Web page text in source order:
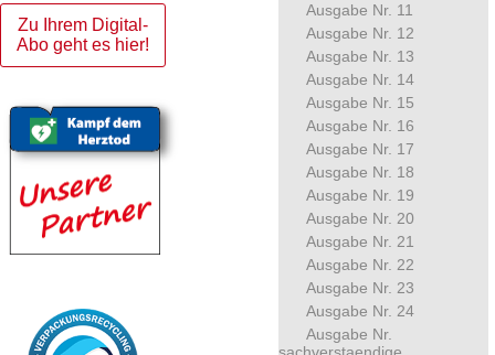
Zu Ihrem Digital-
Abo geht es hier!
Ausgabe Nr. 11
Ausgabe Nr. 12
Ausgabe Nr. 13
Ausgabe Nr. 14
Ausgabe Nr. 15
Ausgabe Nr. 16
Ausgabe Nr. 17
Ausgabe Nr. 18
Ausgabe Nr. 19
Ausgabe Nr. 20
Ausgabe Nr. 21
Ausgabe Nr. 22
Ausgabe Nr. 23
Ausgabe Nr. 24
Ausgabe Nr.